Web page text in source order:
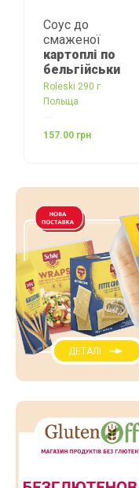
Соус до
смаженої
картоплі по
бельгійськи
Roleski 290 г
Польща
157.00 грн
ДЕТАЛІ